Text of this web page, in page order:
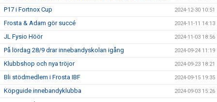
P17 i Fortnox Cup 2024-12-30 10:51
Frosta & Adam gör succé 2024-11-11 14:13
JL Fysio Höör 2024-11-03 18:56
På lördag 28/9 drar innebandyskolan igång 2024-09-24 11:19
Klubbshop och nya tröjor 2024-09-23 18:21
Bli stödmedlem i Frosta IBF 2024-09-15 19:35
Köpguide innebandyklubba 2024-09-03 15:26